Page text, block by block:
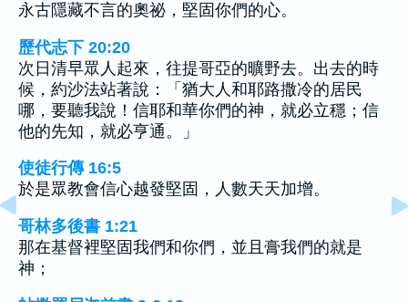
永古隱藏不言的奧祕，堅固你們的心。
歷代志下 20:20
次日清早眾人起來，往提哥亞的曠野去。出去的時
候，約沙法站著說：「猶大人和耶路撒冷的居民
哪，要聽我說！信耶和華你們的神，就必立穩；信
他的先知，就必亨通。」
使徒行傳 16:5
於是眾教會信心越發堅固，人數天天加增。
哥林多後書 1:21
那在基督裡堅固我們和你們，並且膏我們的就是
神；